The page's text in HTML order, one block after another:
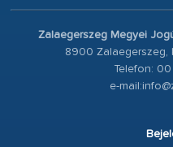
Zalaegerszeg Megyei
8900 Zalaegerszeg,
Telefon:
e-